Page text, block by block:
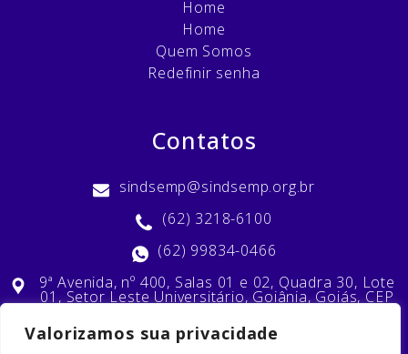
Valorizamos sua privacidade
Home
Home
Quem Somos
Redefinir senha
Contatos
sindsemp@sindsemp.org.br
(62) 3218-6100
(62) 99834-0466
9ª Avenida, nº 400, Salas 01 e 02, Quadra 30, Lote
01, Setor Leste Universitário, Goiânia, Goiás, CEP